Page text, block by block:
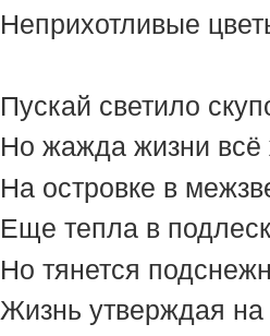
Неприхотливые
Пускай светило
Но жажда жизни всё
На островке в
Еще тепла в
Но тянется
Жизнь утверждая